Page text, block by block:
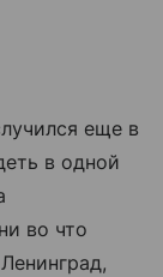
еще в
в одной
во что